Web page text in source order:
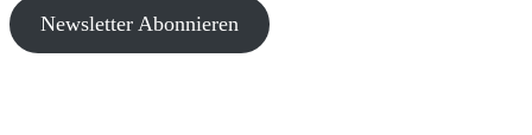
Newsletter Abonnieren